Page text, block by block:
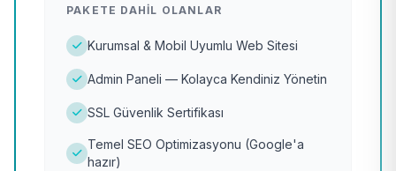
PAKETE DAHIL OLANLAR
Kurumsal & Mobil Uyumlu Web Sitesi
Admin Paneli — Kolayca Kendiniz Yönetin
SSL Güvenlik Sertifikası
Temel SEO Optimizasyonu (Google'a
hazır)